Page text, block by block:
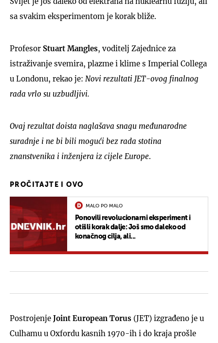
sa svakim eksperimentom je korak bliže.
Profesor Stuart Mangles, voditelj Zajednice za
istraživanje svemira, plazme i klime s Imperial Collega
u Londonu, rekao je: Novi rezultati JET-ovog finalnog
rada vrlo su uzbudljivi.
Ovaj rezultat doista naglašava snagu međunarodne
suradnje i ne bi bili mogući bez rada stotina
znanstvenika i inženjera iz cijele Europe.
PROČITAJTE I OVO
MALO PO MALO
Ponovili revolucionarni eksperiment i
otišli korak dalje: Još smo daleko od
konačnog cilja, ali...
Postrojenje Joint European Torus (JET) izgrađeno je u
Culhamu u Oxfordu kasnih 1970-ih i do kraja prošle